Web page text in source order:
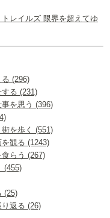
レイルズ 限界を超えてゆ
(296)
る (231)
を思う (396)
を歩く (551)
観る (1243)
らう (267)
(455)
(25)
返る (26)